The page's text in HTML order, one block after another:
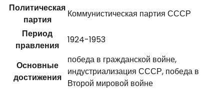
Политическая
партия
Коммунистическая партия СССР
Период
правления
1924-1953
Основные
достижения
победа в гражданской войне,
индустриализация СССР, победа в
Второй мировой войне